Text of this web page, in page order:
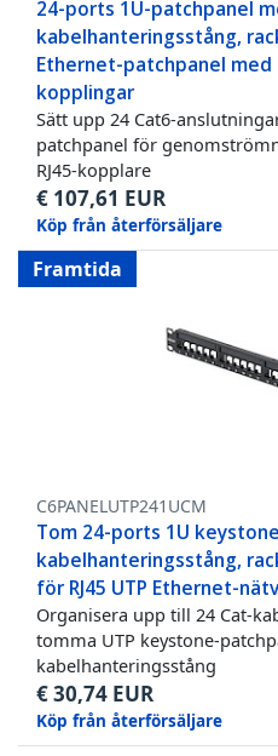
24-ports 1U-patchpanel
kabelhanteringsstång,
Ethernet-patchpanel med
kopplingar
Sätt upp 24 Cat6-
patchpanel för
RJ45-kopplare
€ 107,61 EUR
Köp från återförsäljare
Framtida
C6PANELUTP241UCM
Tom 24-ports 1U
kabelhanteringsstång,
för RJ45 UTP Ethernet-
Organisera upp till 24 Cat-
tomma UTP keystone-
kabelhanteringsstång
€30,74 EUR
Köp från återförsäljare